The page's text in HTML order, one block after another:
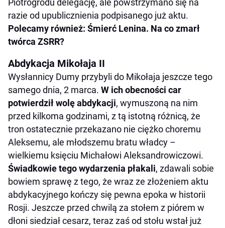
Piotrogrodu delegację, ale powstrzymano się na
razie od upublicznienia podpisanego już aktu.
Polecamy również: Śmierć Lenina. Na co zmarł
twórca ZSRR?
Abdykacja Mikołaja II
Wysłannicy Dumy przybyli do Mikołaja jeszcze tego
samego dnia, 2 marca. W ich obecności car
potwierdził wolę abdykacji, wymuszoną na nim
przed kilkoma godzinami, z tą istotną różnicą, że
tron ostatecznie przekazano nie ciężko choremu
Aleksemu, ale młodszemu bratu władcy –
wielkiemu księciu Michałowi Aleksandrowiczowi.
Świadkowie tego wydarzenia płakali, zdawali sobie
bowiem sprawę z tego, że wraz ze złożeniem aktu
abdykacyjnego kończy się pewna epoka w historii
Rosji. Jeszcze przed chwilą za stołem z piórem w
dłoni siedział cesarz, teraz zaś od stołu wstał już